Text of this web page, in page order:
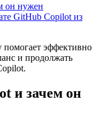
он нужен
GitHub Copilot из
помогает эффективно
и продолжать
и зачем он